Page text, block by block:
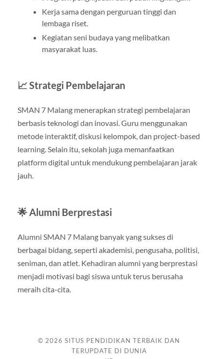
Kerja sama dengan perguruan tinggi dan
lembaga riset.
Kegiatan seni budaya yang melibatkan
masyarakat luas.
📈 Strategi Pembelajaran
SMAN 7 Malang menerapkan strategi pembelajaran
berbasis teknologi dan inovasi. Guru menggunakan
metode interaktif, diskusi kelompok, dan project-based
learning. Selain itu, sekolah juga memanfaatkan
platform digital untuk mendukung pembelajaran jarak
jauh.
🌟 Alumni Berprestasi
Alumni SMAN 7 Malang banyak yang sukses di
berbagai bidang, seperti akademisi, pengusaha, politisi,
seniman, dan atlet. Kehadiran alumni yang berprestasi
menjadi motivasi bagi siswa untuk terus berusaha
meraih cita-cita.
© 2026 SITUS PENDIDIKAN TERBAIK DAN
TERUPDATE DI DUNIA